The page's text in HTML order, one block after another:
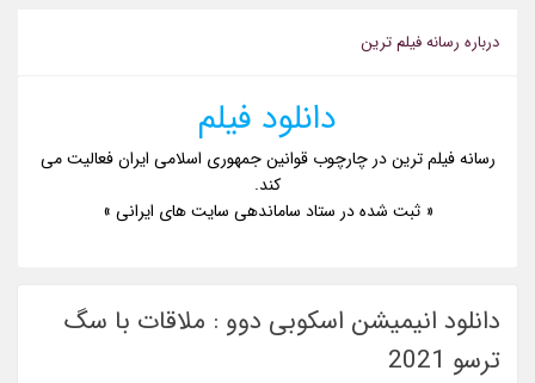
درباره رسانه فيلم ترين
دانلود فیلم
رسانه فیلم ترین در چارچوب قوانین جمهوری اسلامی ایران فعالیت می
کند.
« ثبت شده در ستاد ساماندهی سایت های ایرانی »
دانلود انیمیشن اسکوبی دوو : ملاقات با سگ
ترسو 2021